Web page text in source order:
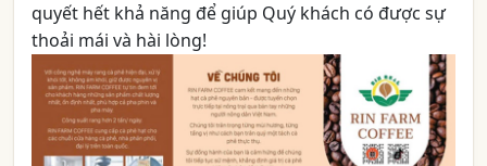
quyết hết khả năng để giúp Quý khách có được sự
thoải mái và hài lòng!